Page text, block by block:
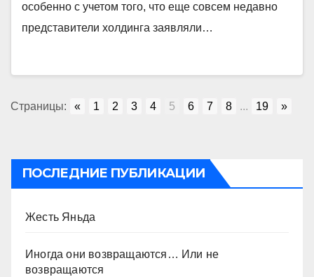
особенно с учетом того, что еще совсем недавно
представители холдинга заявляли…
Страницы: « 1 2 3 4 5 6 7 8 ... 19 »
ПОСЛЕДНИЕ ПУБЛИКАЦИИ
Жесть Яньда
Иногда они возвращаются… Или не
возвращаются